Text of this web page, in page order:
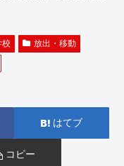
校
放出・移動
はてブ
コピー